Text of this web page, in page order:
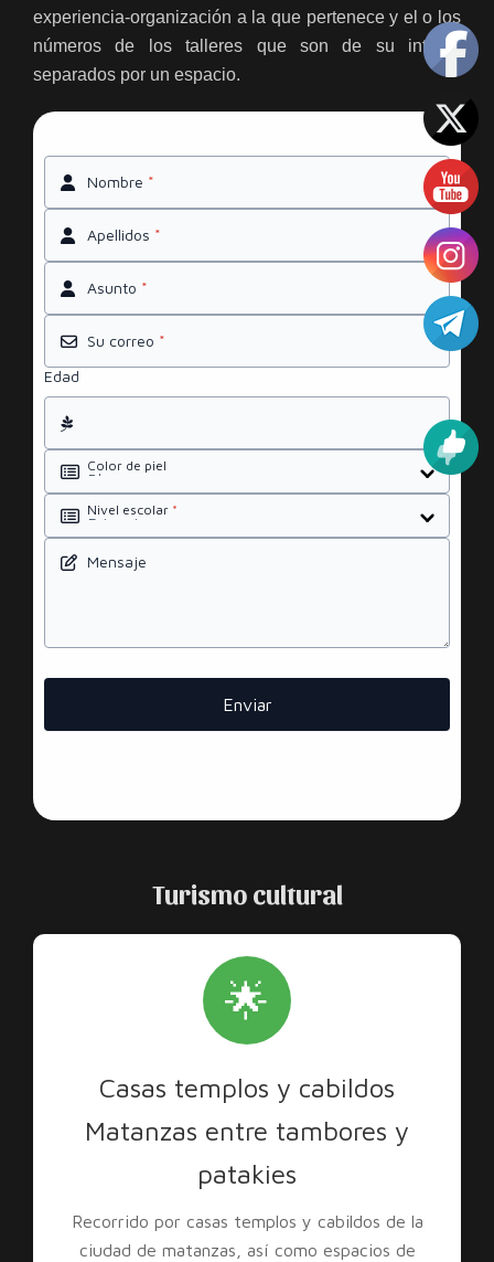
experiencia-organización a la que pertenece y el o los
números de los talleres que son de su interés
separados por un espacio.
Nombre *
Apellidos *
Asunto *
Su correo *
Edad
Color de piel
Nivel escolar *
Mensaje
Enviar
Turismo cultural
🌟
Casas templos y cabildos
Matanzas entre tambores y
patakies
Recorrido por casas templos y cabildos de la
ciudad de matanzas, así como espacios de